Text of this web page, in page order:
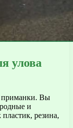
улова
приманки. Вы
и
резина,